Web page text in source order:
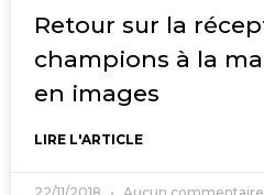
Retour sur la
champions à la
en images
LIRE L'ARTICLE